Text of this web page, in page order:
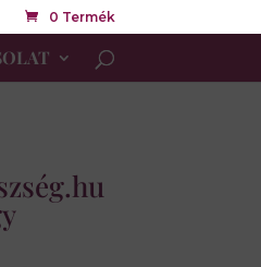
0 Termék